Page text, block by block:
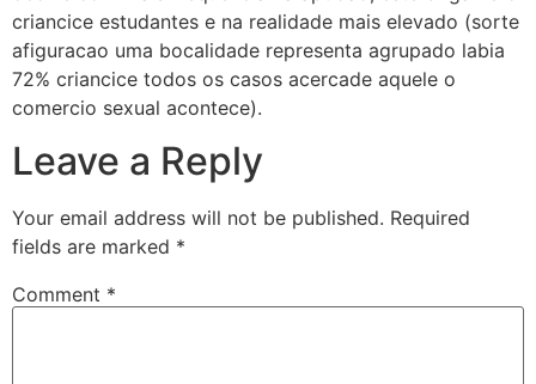
criancice estudantes e na realidade mais elevado (sorte
afiguracao uma bocalidade representa agrupado labia
72% criancice todos os casos acercade aquele o
comercio sexual acontece).
Leave a Reply
Your email address will not be published. Required
fields are marked *
Comment *